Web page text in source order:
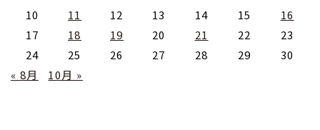
10
11 12 13 14 15
16
17
18 19 20 21 22
23
24
25 26 27 28 29
30
« 8月
10月 »